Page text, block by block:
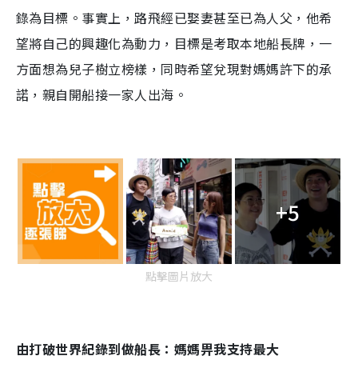
錄為目標。事實上，路飛經已娶妻甚至已為人父，他希
望將自己的興趣化為動力，目標是考取本地船長牌，一
方面想為兒子樹立榜樣，同時希望兌現對媽媽許下的承
諾，親自開船接一家人出海。
+5
點擊圖片放大
由打破世界紀錄到做船長：媽媽畀我支持最大